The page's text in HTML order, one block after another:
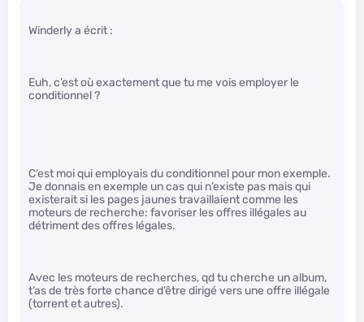
Winderly a écrit :
Euh, c’est où exactement que tu me vois employer le
conditionnel ?
C’est moi qui employais du conditionnel pour mon exemple.
Je donnais en exemple un cas qui n’existe pas mais qui
existerait si les pages jaunes travaillaient comme les
moteurs de recherche: favoriser les offres illégales au
détriment des offres légales.
Avec les moteurs de recherches, qd tu cherche un album,
t’as de très forte chance d’être dirigé vers une offre illégale
(torrent et autres).